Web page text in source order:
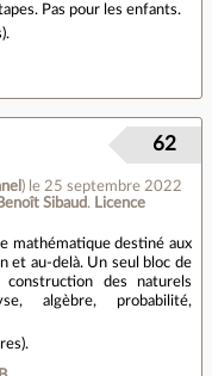
Pas pour les enfants.
).
) le 25 septembre 2022
Benoît Sibaud. Licence
62
mathématique destiné aux
et au-delà. Un seul bloc de
des naturels
algèbre, probabilité,
).